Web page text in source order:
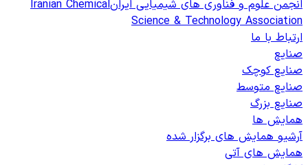
انجمن علوم و فناوری های شیمیایی ایرانIranian Chemical
Science & Technology Association
ارتباط با ما
صنایع
صنایع کوچک
صنایع متوسط
صنایع بزرگ
همایش ها
آرشیو همایش های برگزار شده
همایش های آتی